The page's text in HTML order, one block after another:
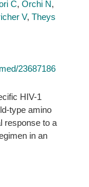
C, Orchi N,
V, Theys
23687186
HIV-1
type amino
response to a
in an